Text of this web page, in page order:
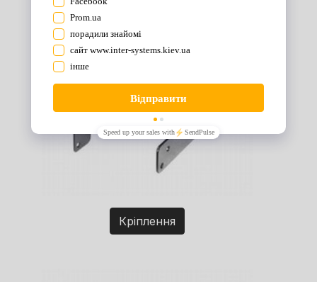
Кріплення